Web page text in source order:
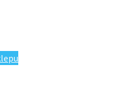
Hybryda